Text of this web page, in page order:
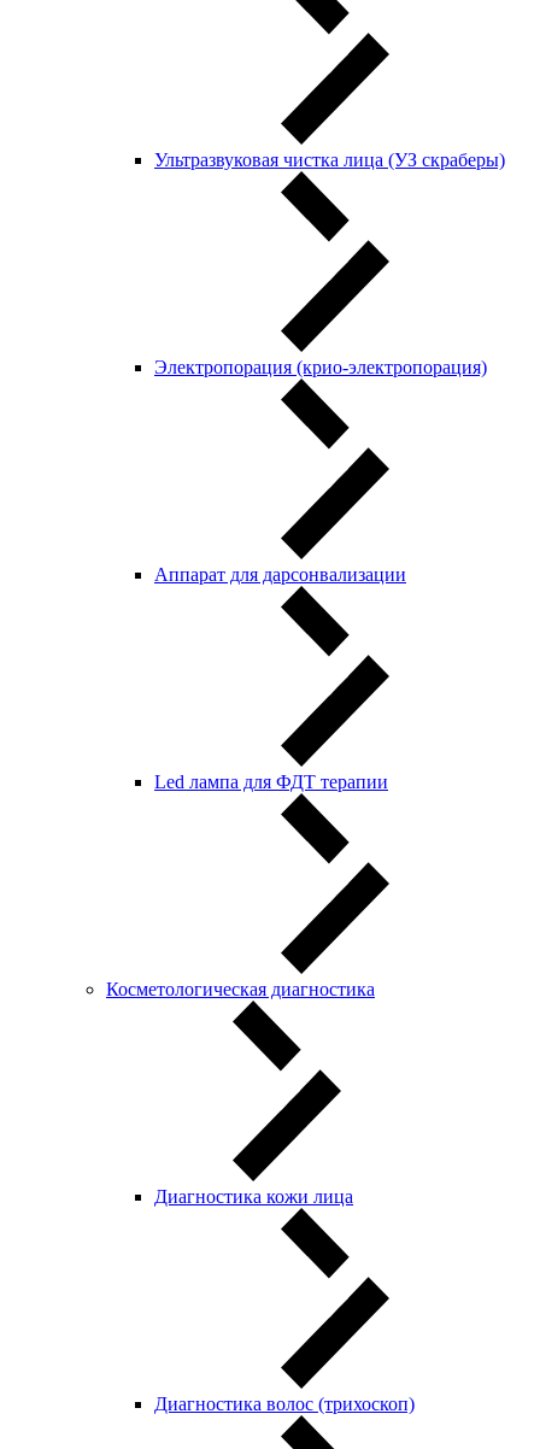
Ультразвуковая чистка лица (УЗ скраберы)
Электропорация (крио-электропорация)
Аппарат для дарсонвализации
Led лампа для ФДТ терапии
Косметологическая диагностика
Диагностика кожи лица
Диагностика волос (трихоскоп)